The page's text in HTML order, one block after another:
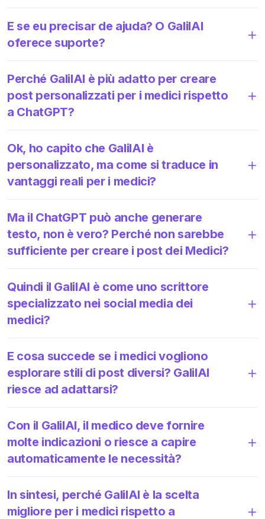
E se eu precisar de ajuda? O GalilAI
oferece suporte?
Perché GalilAI è più adatto per creare
post personalizzati per i medici rispetto
a ChatGPT?
Ok, ho capito che GalilAI è
personalizzato, ma come si traduce in
vantaggi reali per i medici?
Ma il ChatGPT può anche generare
testo, non è vero? Perché non sarebbe
sufficiente per creare i post dei Medici?
Quindi il GalilAI è come uno scrittore
specializzato nei social media dei
medici?
E cosa succede se i medici vogliono
esplorare stili di post diversi? GalilAI
riesce ad adattarsi?
Con il GalilAI, il medico deve fornire
molte indicazioni o riesce a capire
automaticamente le necessità?
In sintesi, perché GalilAI è la scelta
migliore per i medici rispetto a